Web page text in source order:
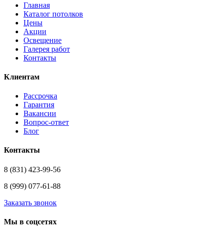
Главная
Каталог потолков
Цены
Акции
Освещение
Галерея работ
Контакты
Клиентам
Рассрочка
Гарантия
Вакансии
Вопрос-ответ
Блог
Контакты
8 (831) 423-99-56
8 (999) 077-61-88
Заказать звонок
Мы в соцсетях